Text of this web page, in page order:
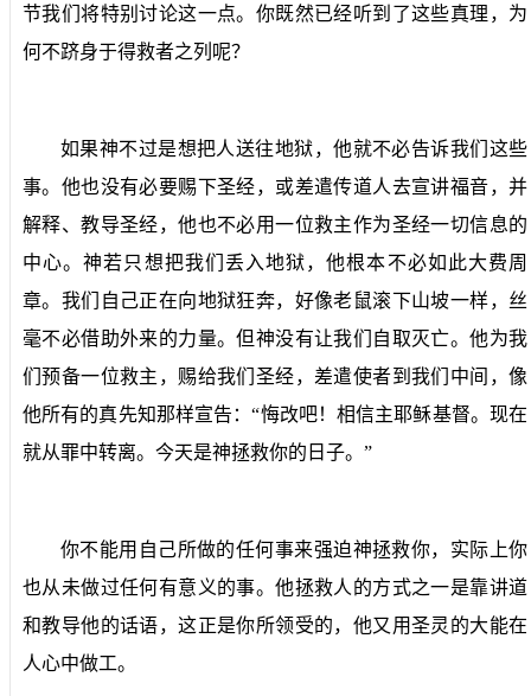
节我们将特别讨论这一点。你既然已经听到了这些真理，为
何不跻身于得救者之列呢？
如果神不过是想把人送往地狱，他就不必告诉我们这些
事。他也没有必要赐下圣经，或差遣传道人去宣讲福音，并
解释、教导圣经，他也不必用一位救主作为圣经一切信息的
中心。神若只想把我们丢入地狱，他根本不必如此大费周
章。我们自己正在向地狱狂奔，好像老鼠滚下山坡一样，丝
毫不必借助外来的力量。但神没有让我们自取灭亡。他为我
们预备一位救主，赐给我们圣经，差遣使者到我们中间，像
他所有的真先知那样宣告：“悔改吧！相信主耶稣基督。现在
就从罪中转离。今天是神拯救你的日子。”
你不能用自己所做的任何事来强迫神拯救你，实际上你
也从未做过任何有意义的事。他拯救人的方式之一是靠讲道
和教导他的话语，这正是你所领受的，他又用圣灵的大能在
人心中做工。